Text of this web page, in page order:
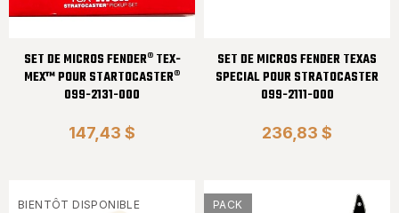
SET DE MICROS FENDER® TEX-
MEX™ POUR STARTOCASTER®
099-2131-000
147,43 $
SET DE MICROS FENDER TEXAS
SPECIAL POUR STRATOCASTER
099-2111-000
236,83 $
BIENTÔT DISPONIBLE PACK